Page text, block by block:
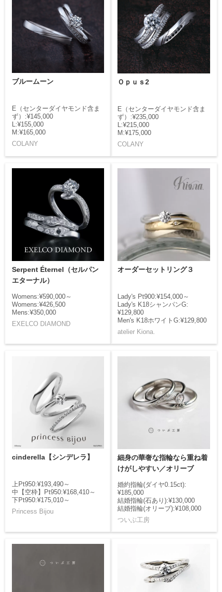
ブルームーン
E（センターダイヤモンド含ま
ず）:¥145,000
L:¥155,000
M:¥165,000
COLANY
Ｏｐｕｓ2
E（センターダイヤモンド含ま
ず）:¥235,000
L:¥215,000
M:¥175,000
COLANY
Serpent Éternel（セルパン
エターナル）
Womens:¥590,000～
Womens:¥426,500
Mens:¥350,000
EXELCO DIAMOND
オーダーセットリング３
Lady's Pt900:¥154,000～
Lady's K18シャンパンG:
¥129,800
Men's K18ホワイトG:¥129,800
atelier Kiona.
cinderella【シンデレラ】
上Pt950:¥193,490～
中【空枠】Pt950:¥168,410～
下Pt950:¥175,010～
Princess Bijou
細身の華奢な指輪なら重ね着
けがしやすい／オリーブ
婚約指輪(ダイヤ0.15ct):
¥185,000
結婚指輪(石あり):¥130,000
結婚指輪(オリーブ):¥108,000
ついぶ工房